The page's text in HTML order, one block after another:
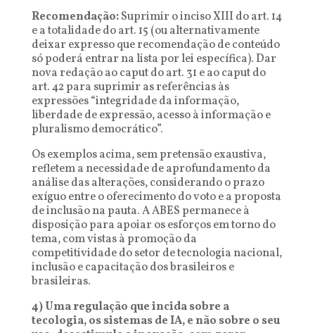
Recomendação:Suprimir o inciso XIII do art. 14
e a totalidade do art. 15 (ou alternativamente
deixar expresso que recomendação de conteúdo
só poderá entrar na lista por lei específica). Dar
nova redação ao caput do art. 31 e ao caput do
art. 42 para suprimir as referências às
expressões “integridade da informação,
liberdade de expressão, acesso à informação e
pluralismo democrático”.
Os exemplos acima, sem pretensão exaustiva,
refletem a necessidade de aprofundamento da
análise das alterações, considerando o prazo
exíguo entre o oferecimento do voto e a proposta
de inclusão na pauta. A ABES permanece à
disposição para apoiar os esforços em torno do
tema, com vistas à promoção da
competitividade do setor de tecnologia nacional,
inclusão e capacitação dos brasileiros e
brasileiras.
4) Uma regulação que incida sobre a
tecologia, os sistemas de IA, e não sobre o seu